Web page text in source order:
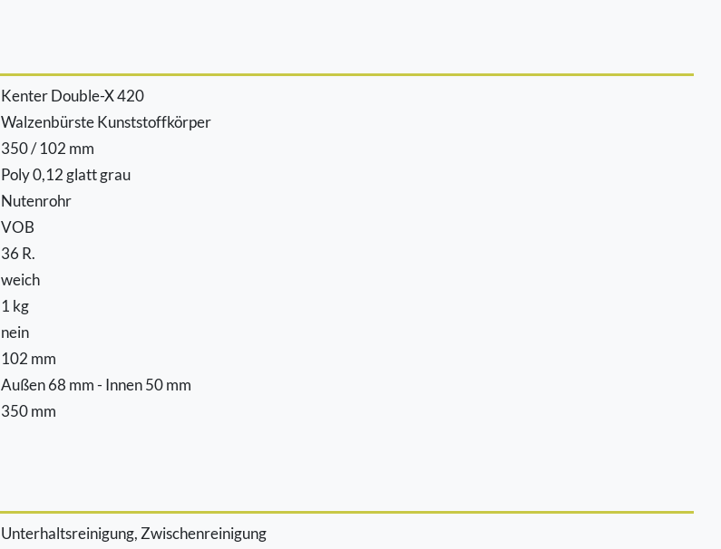
Kenter Double-X 420
Walzenbürste Kunststoffkörper
350 / 102 mm
Poly 0,12 glatt grau
Nutenrohr
VOB
36 R.
weich
1 kg
nein
102 mm
Außen 68 mm - Innen 50 mm
350 mm
Unterhaltsreinigung, Zwischenreinigung